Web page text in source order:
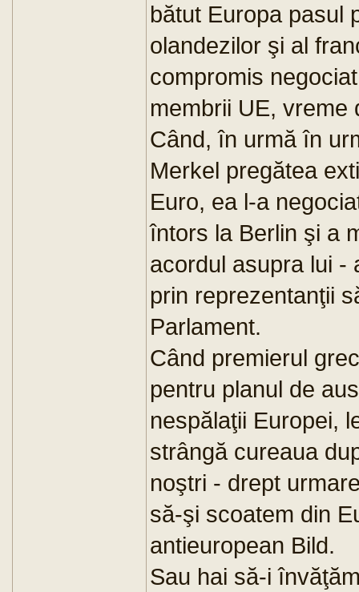
bătut Europa pasul
olandezilor şi al
compromis
membrii UE, vreme
Când, în urmă în
Merkel pregătea
Euro, ea l-a
întors la Berlin şi a
acordul asupra lui -
prin reprezentanţii
Parlament.
Când premierul
pentru planul de
nespălaţii Europei,
strângă cureaua
noştri - drept
să-şi scoatem din
antieuropean Bild.
Sau hai să-i